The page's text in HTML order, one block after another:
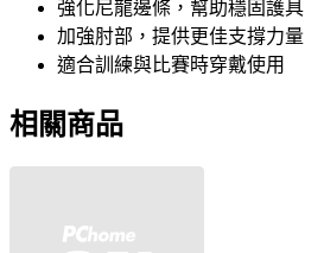
強化尼龍邊條，幫助穩固護具
加強肘部，提供更佳支撐力量
適合訓練與比賽時穿戴使用
相關商品